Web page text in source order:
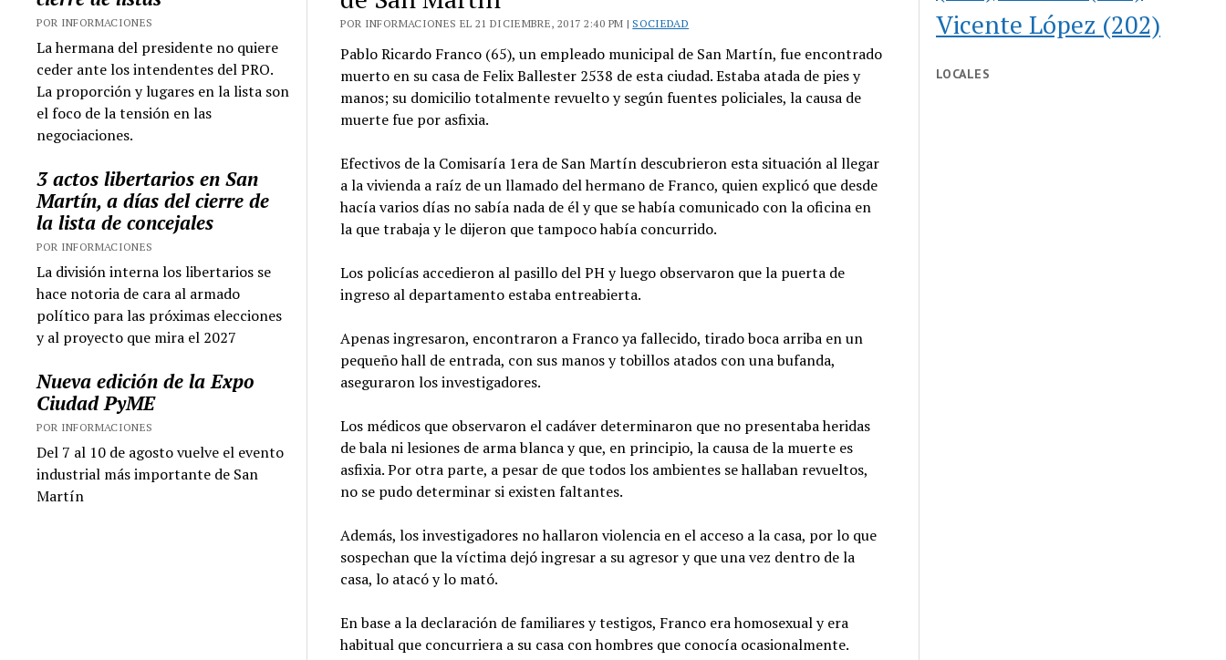
POR INFORMACIONES
La hermana del presidente no quiere
ceder ante los intendentes del PRO.
La proporción y lugares en la lista son
el foco de la tensión en las
negociaciones.
3 actos libertarios en San
Martín, a días del cierre de
la lista de concejales
POR INFORMACIONES
La división interna los libertarios se
hace notoria de cara al armado
político para las próximas elecciones
y al proyecto que mira el 2027
Nueva edición de la Expo
Ciudad PyME
POR INFORMACIONES
Del 7 al 10 de agosto vuelve el evento
industrial más importante de San
Martín
POR INFORMACIONES EL 21 DICIEMBRE, 2017 2:40 PM | SOCIEDAD
Pablo Ricardo Franco (65), un empleado municipal de San Martín, fue encontrado
muerto en su casa de Felix Ballester 2538 de esta ciudad. Estaba atada de pies y
manos; su domicilio totalmente revuelto y según fuentes policiales, la causa de
muerte fue por asfixia.
Efectivos de la Comisaría 1era de San Martín descubrieron esta situación al llegar
a la vivienda a raíz de un llamado del hermano de Franco, quien explicó que desde
hacía varios días no sabía nada de él y que se había comunicado con la oficina en
la que trabaja y le dijeron que tampoco había concurrido.
Los policías accedieron al pasillo del PH y luego observaron que la puerta de
ingreso al departamento estaba entreabierta.
Apenas ingresaron, encontraron a Franco ya fallecido, tirado boca arriba en un
pequeño hall de entrada, con sus manos y tobillos atados con una bufanda,
aseguraron los investigadores.
Los médicos que observaron el cadáver determinaron que no presentaba heridas
de bala ni lesiones de arma blanca y que, en principio, la causa de la muerte es
asfixia. Por otra parte, a pesar de que todos los ambientes se hallaban revueltos,
no se pudo determinar si existen faltantes.
Además, los investigadores no hallaron violencia en el acceso a la casa, por lo que
sospechan que la víctima dejó ingresar a su agresor y que una vez dentro de la
casa, lo atacó y lo mató.
En base a la declaración de familiares y testigos, Franco era homosexual y era
habitual que concurriera a su casa con hombres que conocía ocasionalmente.
Vicente López (202)
LOCALES